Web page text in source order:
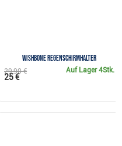
Wishbone Regenschirmhalter
Auf Lager4Stk.
29,90 €
25 €